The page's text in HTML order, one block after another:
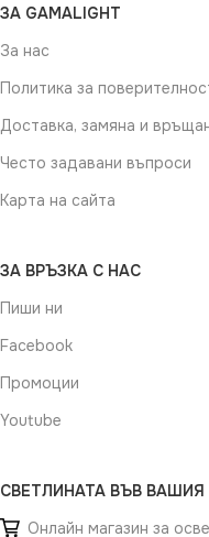
ЗА GAMALIGHT
За нас
Политика за
Доставка, замяна и
Често задавани въпроси
Карта на сайта
ЗА ВРЪЗКА С НАС
Пиши ни
Facebook
Промоции
Youtube
СВЕТЛИНАТА ВЪВ
Онлайн магазин за